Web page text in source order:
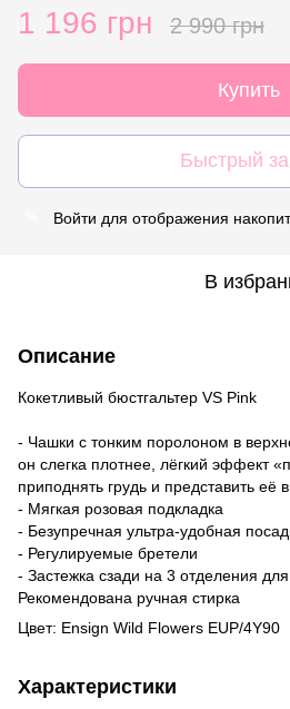
1 196 грн 2 990 грн
Купить
Быстрый
Войти для отображения
В
Описание
Кокетливый бюстгальтер VS Pink
- Чашки с тонким поролоном в
он слегка плотнее, лёгкий эффект
приподнять грудь и представить её
- Мягкая розовая подкладка
- Безупречная ультра-удобная
- Регулируемые бретели
- Застежка сзади на 3 отделения
Рекомендована ручная стирка
Цвет: Ensign Wild Flowers EUP/4Y90
Характеристики